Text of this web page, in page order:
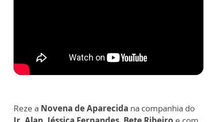
Reze a Novena de Aparecida na companhia do